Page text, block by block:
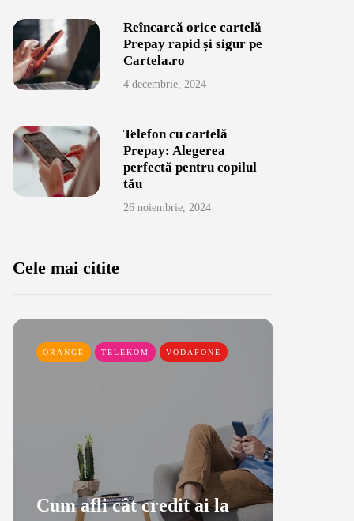
Reîncarcă orice cartelă
Prepay rapid și sigur pe
Cartela.ro
4 decembrie, 2024
Telefon cu cartelă
Prepay: Alegerea
perfectă pentru copilul
tău
26 noiembrie, 2024
Cele mai citite
ORANGE TELEKOM VODAFONE
Cum afli cât credit ai la